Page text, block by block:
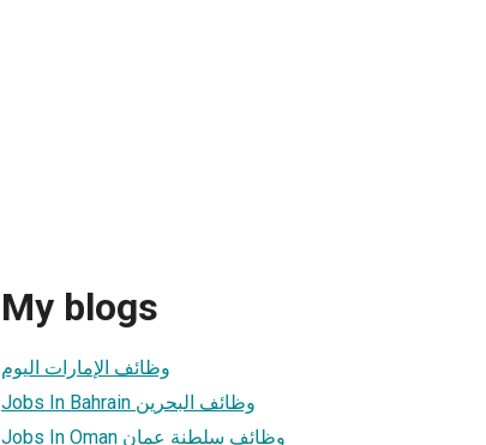
My blogs
وظائف الإمارات اليوم
Jobs In Bahrain وظائف البحرين
Jobs In Oman وظائف سلطنة عمان